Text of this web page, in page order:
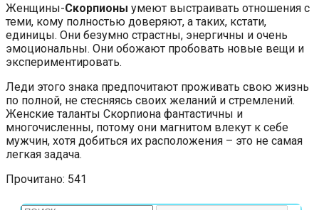
Женщины-Скорпионы умеют выстраивать отношения с
теми, кому полностью доверяют, а таких, кстати,
единицы. Они безумно страстны, энергичны и очень
эмоциональны. Они обожают пробовать новые вещи и
экспериментировать.
Леди этого знака предпочитают проживать свою жизнь
по полной, не стесняясь своих желаний и стремлений.
Женские таланты Скорпиона фантастичны и
многочисленны, потому они магнитом влекут к себе
мужчин, хотя добиться их расположения – это не самая
легкая задача.
Прочитано: 541